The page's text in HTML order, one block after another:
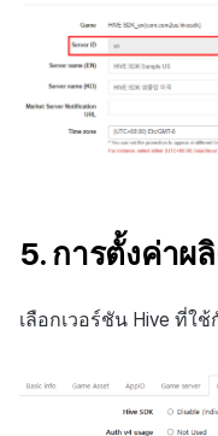
5. การตั้งค่า
เลือกเวอร์ชัน Hive ที่ใ